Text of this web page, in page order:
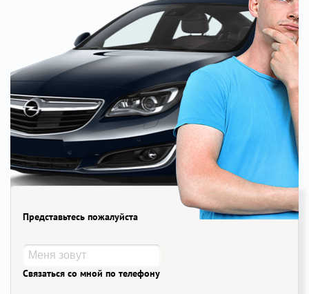
Представьтесь пожалуйста
Связаться со мной по телефону